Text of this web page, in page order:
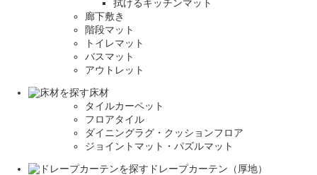
拭けるキッチンマット
廊下敷き
階段マット
トイレマット
バスマット
アウトレット
床材
タイルカーペット
フロアタイル
ダイニングラグ・クッションフロア
ジョイントマット・パズルマット
ドレープカーテン（厚地）